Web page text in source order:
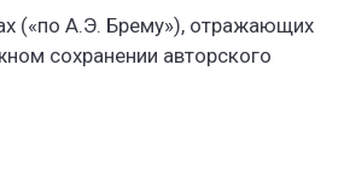
(«по А.Э. Брему»), отражающих
сохранении авторского